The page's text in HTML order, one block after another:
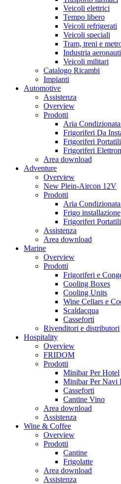
Veicoli elettrici
Tempo libero
Veicoli refrigerati
Veicoli speciali
Tram, treni e
Industria
Veicoli militari
Catalogo Ricambi
Impianti
Automotive
Assistenza
Overview
Prodotti
Aria
Frigoriferi Da
Frigoriferi Portatili
Frigoriferi
Area download
Adventure
Overview
New Plein-Aircon 12V
Prodotti
Aria
Frigo installazione
Frigoriferi Portatili
Assistenza
Area download
Marine
Overview
Prodotti
Frigoriferi e
Cooling Boxes
Cooling Units
Wine Cellars e
Scaldacqua
Casseforti
Rivenditori e distributori
Hospitality
Overview
FRIDOM
Prodotti
Minibar Per Hotel
Minibar Per Navi
Casseforti
Cantine Vino
Area download
Assistenza
Wine & Coffee
Overview
Prodotti
Cantine
Frigolatte
Area download
Assistenza